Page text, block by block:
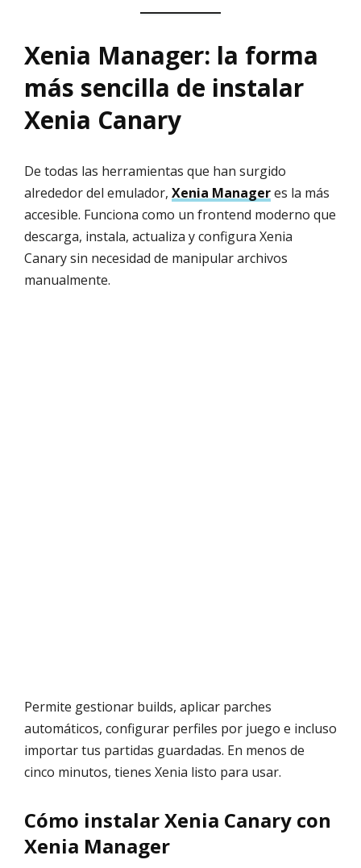
Xenia Manager: la forma
más sencilla de instalar
Xenia Canary
De todas las herramientas que han surgido
alrededor del emulador, Xenia Manageres la más
accesible. Funciona como un frontend moderno que
descarga, instala, actualiza y configura Xenia
Canary sin necesidad de manipular archivos
manualmente.
Permite gestionar builds, aplicar parches
automáticos, configurar perfiles por juego e incluso
importar tus partidas guardadas. En menos de
cinco minutos, tienes Xenia listo para usar.
Cómo instalar Xenia Canary con
Xenia Manager